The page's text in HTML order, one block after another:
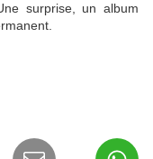
surprise, un album